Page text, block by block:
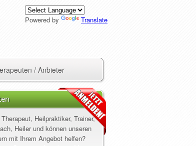
Powered by Translate
/ Anbieter
Heilpraktiker, Trainer,
Heiler und können unseren
mit Ihrem Angebot helfen?